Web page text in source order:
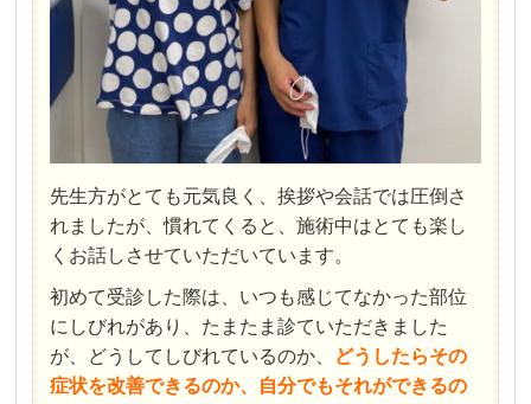
先生方がとても元気良く、挨拶や会話では圧倒さ
れましたが、慣れてくると、施術中はとても楽し
くお話しさせていただいています。
初めて受診した際は、いつも感じてなかった部位
にしびれがあり、たまたま診ていただきました
が、どうしてしびれているのか、
どうしたらその
症状を改善できるのか、自分でもそれができるの